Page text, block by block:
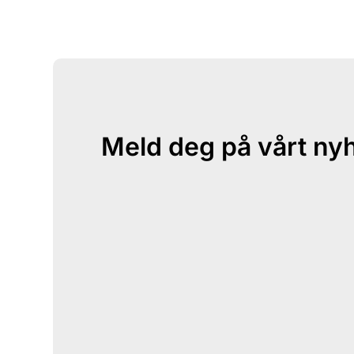
Meld deg på vårt